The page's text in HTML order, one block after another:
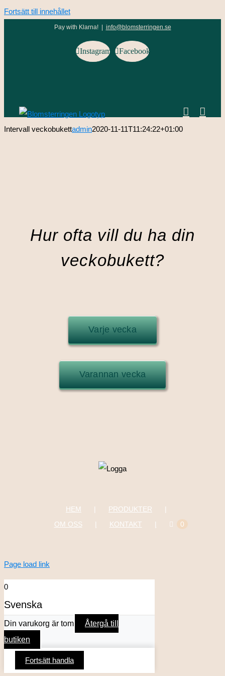
Fortsätt till innehållet
Pay with Klarna! info@blomsterringen.se
Instagram Facebook
Intervall veckobukettadmin2020-11-11T11:24:22+01:00
Hur ofta vill du ha din
veckobukett?
Varje vecka
Varannan vecka
HEM
PRODUKTER
OM OSS
KONTAKT 0
Page load link
0
Svenska
Din varukorg är tom
Återgå till
butiken
Fortsätt handla